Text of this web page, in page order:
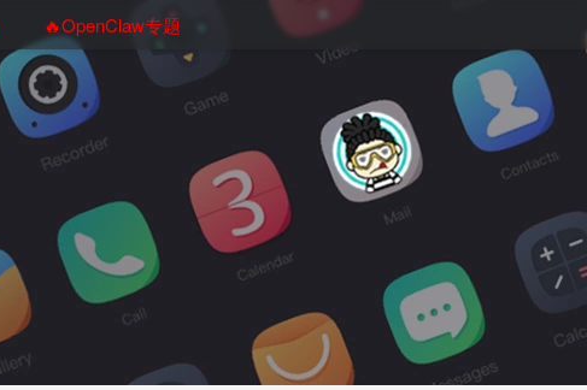
🔥OpenClaw专题